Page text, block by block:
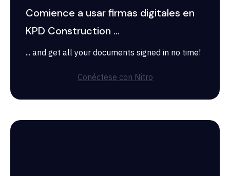
Comience a usar firmas digitales en
KPD Construction ...
... and get all your documents signed in no time!
Conéctese con Nitro